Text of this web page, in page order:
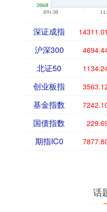
深证成指 14311.01
沪深300
北证50
创业板指
基金指数
国债指数
期指IC0
话